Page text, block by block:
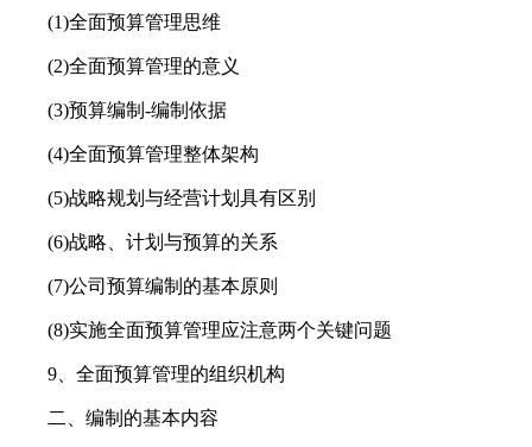
(1)全面预算管理思维
(2)全面预算管理的意义
(3)预算编制-编制依据
(4)全面预算管理整体架构
(5)战略规划与经营计划具有区别
(6)战略、计划与预算的关系
(7)公司预算编制的基本原则
(8)实施全面预算管理应注意两个关键问题
9、全面预算管理的组织机构
二、编制的基本内容